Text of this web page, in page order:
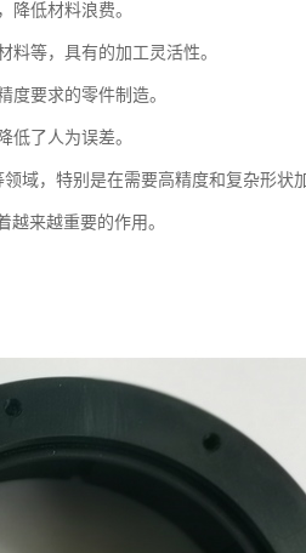
低材料浪费。
等，具有的加工灵活性。
要求的零件制造。
了人为误差。
域，特别是在需要高精度和复杂形状
来越重要的作用。